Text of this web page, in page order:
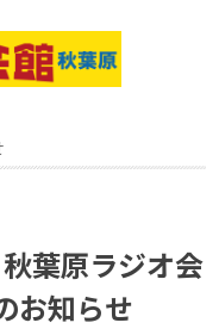
葉原ラジオ会
お知らせ